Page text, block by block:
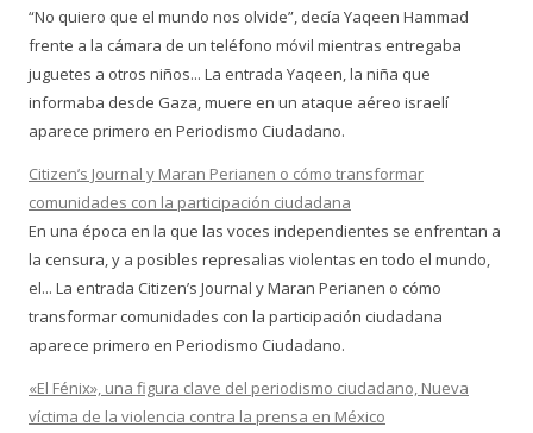
“No quiero que el mundo nos olvide”, decía Yaqeen Hammad
frente a la cámara de un teléfono móvil mientras entregaba
juguetes a otros niños... La entrada Yaqeen, la niña que
informaba desde Gaza, muere en un ataque aéreo israelí
aparece primero en Periodismo Ciudadano.
Citizen’s Journal y Maran Perianen o cómo transformar
comunidades con la participación ciudadana
En una época en la que las voces independientes se enfrentan a
la censura, y a posibles represalias violentas en todo el mundo,
el... La entrada Citizen’s Journal y Maran Perianen o cómo
transformar comunidades con la participación ciudadana
aparece primero en Periodismo Ciudadano.
«El Fénix», una figura clave del periodismo ciudadano, Nueva
víctima de la violencia contra la prensa en México